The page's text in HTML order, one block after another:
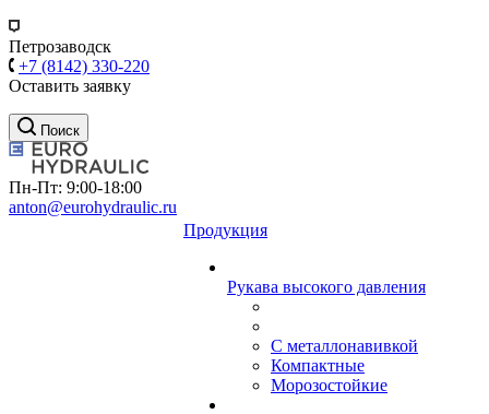
Петрозаводск
+7 (8142) 330-220
Оставить заявку
Поиск
Пн-Пт: 9:00-18:00
anton@eurohydraulic.ru
Продукция
Рукава высокого давления
С металлонавивкой
Компактные
Морозостойкие